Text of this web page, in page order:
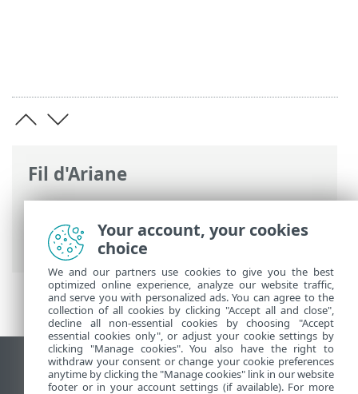
Fil d'Ariane
Aide en ligne d'ESET>ESET LiveGuard
Advanced >Utilisation de ESET LiveGuard
Advanced
> ESET Cloud Office Security
Afficher le site pour ordinateur de bureau
Your account, your cookies
choice
We and our partners use cookies to give you the best
optimized online experience, analyze our website traffic,
and serve you with personalized ads. You can agree to the
collection of all cookies by clicking "Accept all and close",
decline all non-essential cookies by choosing "Accept
essential cookies only", or adjust your cookie settings by
clicking "Manage cookies". You also have the right to
withdraw your consent or change your cookie preferences
anytime by clicking the "Manage cookies" link in our website
footer or in your account settings (if available). For more